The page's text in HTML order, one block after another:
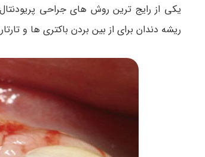
یکی از رایج ترین روش های جراحی
ریشه دندان برای از بین بردن باکتری ها و